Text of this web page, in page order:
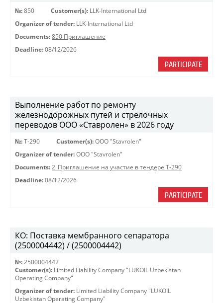
№: 850 Customer(s): LLK-International Ltd
Organizer of tender: LLK-International Ltd
Documents: 850 Приглашение
Deadline: 08/12/2026
PARTICIPATE
Выполнение работ по ремонту
железнодорожных путей и стрелочных
переводов ООО «Ставролен» в 2026 году
№: Т-290 Customer(s): OOO "Stavrolen"
Organizer of tender: OOO "Stavrolen"
Documents: 2_Приглашение на участие в тендере Т-290
Deadline: 08/12/2026
PARTICIPATE
КО: Поставка мембранного сепаратора
(2500004442) / (2500004442)
№: 2500004442
Customer(s): Limited Liability Company "LUKOIL Uzbekistan
Operating Company"
Organizer of tender: Limited Liability Company "LUKOIL
Uzbekistan Operating Company"